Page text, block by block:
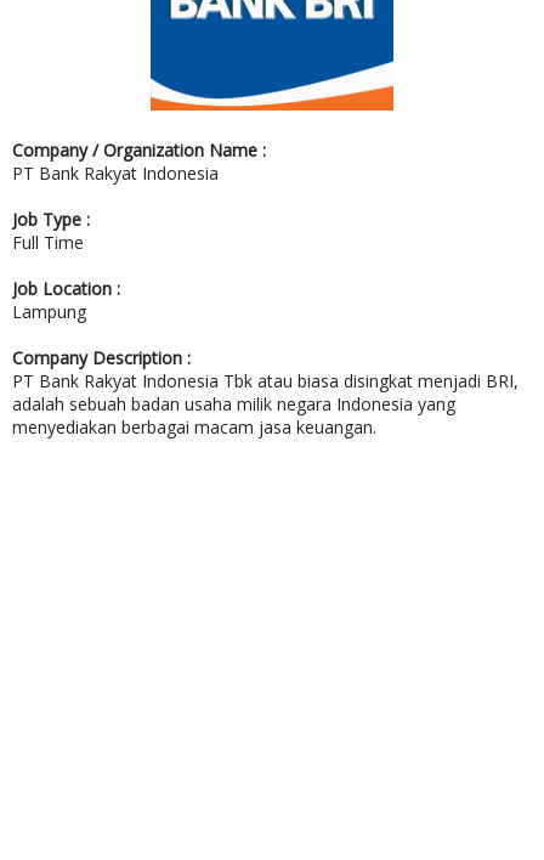
Company / Organization Name :
PT Bank Rakyat Indonesia
Job Type :
Full Time
Job Location :
Lampung
Company Description :
PT Bank Rakyat Indonesia Tbk atau biasa disingkat menjadi BRI,
adalah sebuah badan usaha milik negara Indonesia yang
menyediakan berbagai macam jasa keuangan.